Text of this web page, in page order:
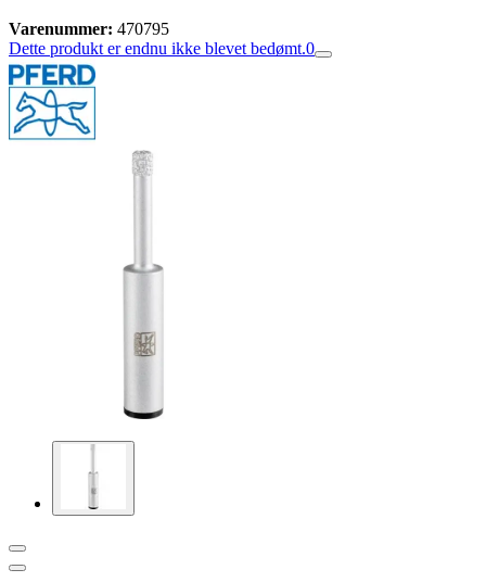
Varenummer: 470795
Dette produkt er endnu ikke blevet bedømt.0